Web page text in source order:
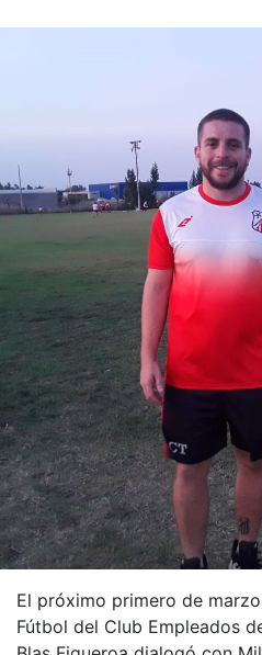
El próximo primero de
Fútbol del Club Empleados